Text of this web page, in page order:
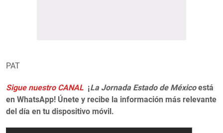
PAT
Sigue nuestro CANAL ¡La Jornada Estado de Méxicoestá
en WhatsApp! Únete y recibe la información más relevante
del día en tu dispositivo móvil.